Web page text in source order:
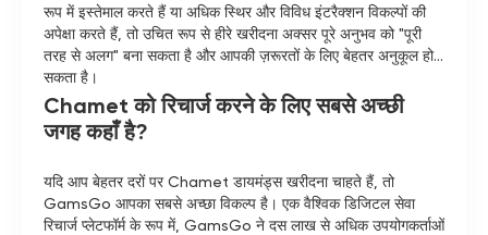
रूप में इस्तेमाल करते हैं या अधिक स्थिर और विविध इंटरैक्शन विकल्पों की
अपेक्षा करते हैं, तो उचित रूप से हीरे खरीदना अक्सर पूरे अनुभव को "पूरी
तरह से अलग" बना सकता है और आपकी ज़रूरतों के लिए बेहतर अनुकूल हो
सकता है।
Chamet को रिचार्ज करने के लिए सबसे अच्छी
जगह कहाँ है?
यदि आप बेहतर दरों पर Chamet डायमंड्स खरीदना चाहते हैं, तो
GamsGo आपका सबसे अच्छा विकल्प है। एक वैश्विक डिजिटल सेवा
रिचार्ज प्लेटफॉर्म के रूप में, GamsGo ने दस लाख से अधिक उपयोगकर्ताओं